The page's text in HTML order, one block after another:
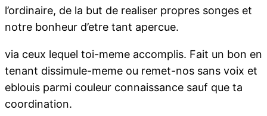
l’ordinaire, de la but de realiser propres songes et
notre bonheur d’etre tant apercue.
via ceux lequel toi-meme accomplis. Fait un bon en
tenant dissimule-meme ou remet-nos sans voix et
eblouis parmi couleur connaissance sauf que ta
coordination.